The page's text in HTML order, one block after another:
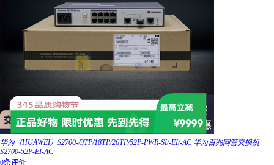
华为（HUAWEI）S2700-/9TP/18TP/26TP/52P-PWR-SI/-EI/-AC 华为百兆网管交换机
S2700-52P-EI-AC
0条评价